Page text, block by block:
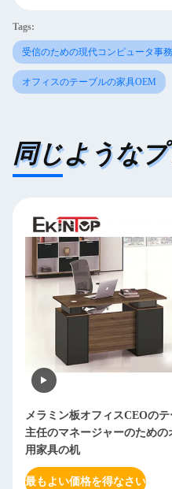
Tags:
受信のための現代コンピュータ事
オフィスのテーブルの家具OEM
同じような
メラミン板オフィスCEOのテ
主任のマネージャーのための
用家具の机
最もよい価格を得なさい